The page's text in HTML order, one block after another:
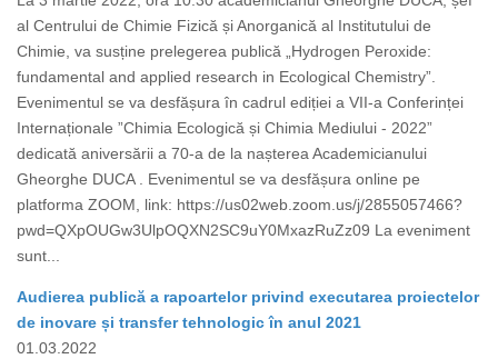
al Centrului de Chimie Fizică și Anorganică al Institutului de
Chimie, va susține prelegerea publică „Hydrogen Peroxide:
fundamental and applied research in Ecological Chemistry”.
Evenimentul se va desfășura în cadrul ediției a VII-a Conferinței
Internaționale ”Chimia Ecologică și Chimia Mediului - 2022”
dedicată aniversării a 70-a de la nașterea Academicianului
Gheorghe DUCA . Evenimentul se va desfășura online pe
platforma ZOOM, link: https://us02web.zoom.us/j/2855057466?
pwd=QXpOUGw3UlpOQXN2SC9uY0MxazRuZz09 La eveniment
sunt...
Audierea publică a rapoartelor privind executarea proiectelor
de inovare și transfer tehnologic în anul 2021
01.03.2022